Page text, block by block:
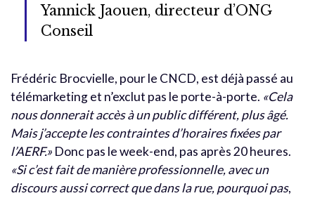
Yannick Jaouen, directeur d’ONG
Conseil
Frédéric Brocvielle, pour le CNCD, est déjà passé au
télémarketing et n’exclut pas le porte-à-porte. «Cela
nous donnerait accès à un public différent, plus âgé.
Mais j’accepte les contraintes d’horaires fixées par
l’AERF.» Donc pas le week-end, pas après 20 heures.
«Si c’est fait de manière professionnelle, avec un
discours aussi correct que dans la rue, pourquoi pas,